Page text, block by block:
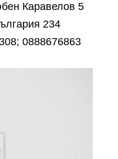
Каравелов 5
234
0888676863